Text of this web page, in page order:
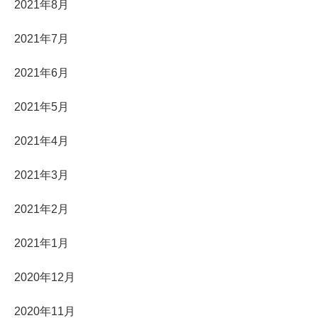
2021年8月
2021年7月
2021年6月
2021年5月
2021年4月
2021年3月
2021年2月
2021年1月
2020年12月
2020年11月